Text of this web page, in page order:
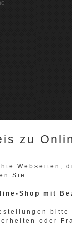
zu
Webseiten,
Sie:
Shop mit
oder